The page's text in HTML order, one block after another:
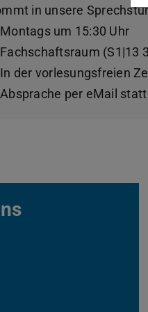
in unsere
Montags um 15:30 Uhr
Fachschaftsraum (S1|13
In der vorlesungsfreien
Absprache per eMail statt